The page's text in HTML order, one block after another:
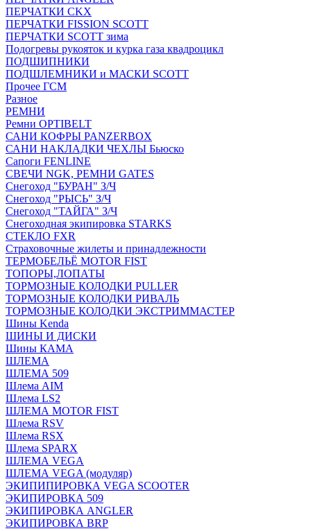
ПЕРЧАТКИ CKX
ПЕРЧАТКИ FISSION SCOTT
ПЕРЧАТКИ SCOTT зима
Подогревы рукояток и курка газа квадроцикл
ПОДШИПНИКИ
ПОДШЛЕМНИКИ и МАСКИ SCOTT
Прочее ГСМ
Разное
РЕМНИ
Ремни OPTIBELT
САНИ КОФРЫ PANZERBOX
САНИ НАКЛАДКИ ЧЕХЛЫ Бьюско
Сапоги FENLINE
СВЕЧИ NGK, РЕМНИ GATES
Снегоход "БУРАН" З/Ч
Снегоход "РЫСЬ" З/Ч
Снегоход "ТАЙГА" З/Ч
Снегоходная экипировка STARKS
СТЕКЛО FXR
Страховочные жилеты и принадлежности
ТЕРМОБЕЛЬЁ MOTOR FIST
ТОПОРЫ,ЛОПАТЫ
ТОРМОЗНЫЕ КОЛОДКИ PULLER
ТОРМОЗНЫЕ КОЛОДКИ РИВАЛЬ
ТОРМОЗНЫЕ КОЛОДКИ ЭКСТРИММАСТЕР
Шины Kenda
ШИНЫ И ДИСКИ
Шины КАМА
ШЛЕМА
ШЛЕМА 509
Шлема AIM
Шлема LS2
ШЛЕМА MOTOR FIST
Шлема RSV
Шлема RSX
Шлема SPARX
ШЛЕМА VEGA
ШЛЕМА VEGA (модуляр)
ЭКИПИПИРОВКА VEGA SCOOTER
ЭКИПИРОВКА 509
ЭКИПИРОВКА ANGLER
ЭКИПИРОВКА BRP